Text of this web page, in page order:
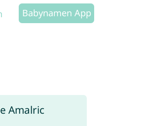
Babynamen App